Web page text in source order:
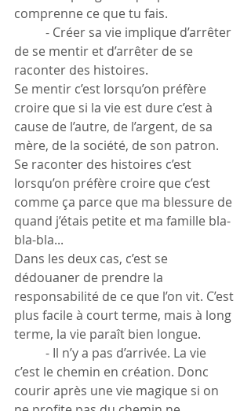
comprenne ce que tu fais.
de se mentir et d’arrêter de se
raconter des histoires.
Se mentir c’est lorsqu’on préfère
croire que si la vie est dure c’est à
cause de l’autre, de l’argent, de sa
mère, de la société, de son patron.
Se raconter des histoires c’est
lorsqu’on préfère croire que c’est
comme ça parce que ma blessure de
quand j’étais petite et ma famille bla-
bla-bla...
Dans les deux cas, c’est se
dédouaner de prendre la
responsabilité de ce que l’on vit. C’est
plus facile à court terme, mais à long
terme, la vie paraît bien longue.
c’est le chemin en création. Donc
courir après une vie magique si on